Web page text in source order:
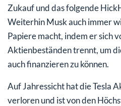
Zukauf und das folgende
Weiterhin Musk auch immer
Papiere macht, indem er sich
Aktienbeständen trennt, um
auch finanzieren zu können.
Auf Jahressicht hat die Tesla
verloren und ist von den